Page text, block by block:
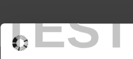
TEST